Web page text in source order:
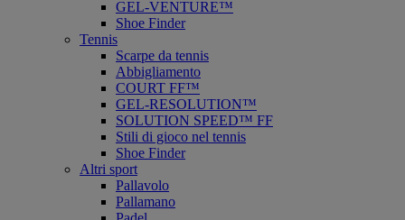
GEL-VENTURE™
Shoe Finder
Tennis
Scarpe da tennis
Abbigliamento
COURT FF™
GEL-RESOLUTION™
SOLUTION SPEED™ FF
Stili di gioco nel tennis
Shoe Finder
Altri sport
Pallavolo
Pallamano